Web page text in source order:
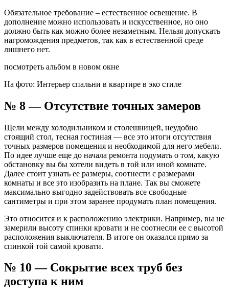
Обязательное требование – естественное освещение. В
дополнение можно использовать и искусственное, но оно
должно быть как можно более незаметным. Нельзя допускать
нагромождения предметов, так как в естественной среде
лишнего нет.
посмотреть альбом в новом окне
На фото: Интерьер спальни в квартире в эко стиле
№ 8 — Отсутствие точных замеров
Щели между холодильником и столешницей, неудобно
стоящий стол, тесная гостиная — все это итоги отсутствия
точных размеров помещения и необходимой для него мебели.
По идее лучше еще до начала ремонта подумать о том, какую
обстановку вы бы хотели видеть в той или иной комнате.
Далее стоит узнать ее размеры, соотнести с размерами
комнаты и все это изобразить на плане. Так вы сможете
максимально выгодно задействовать все свободные
сантиметры и при этом заранее продумать план помещения.
Это относится и к расположению электрики. Например, вы не
замерили высоту спинки кровати и не соотнесли ее с высотой
расположения выключателя. В итоге он оказался прямо за
спинкой той самой кровати.
№ 10 — Сокрытие всех труб без
доступа к ним